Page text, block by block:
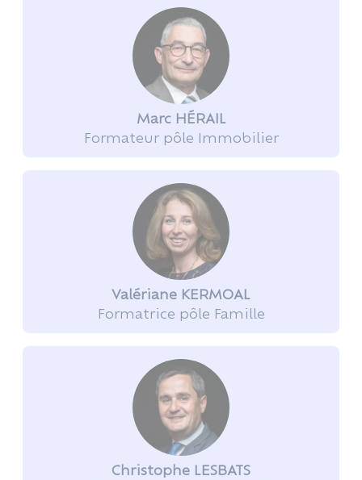
Marc HÉRAIL
Formateur pôle Immobilier
Valériane KERMOAL
Formatrice pôle Famille
Christophe LESBATS